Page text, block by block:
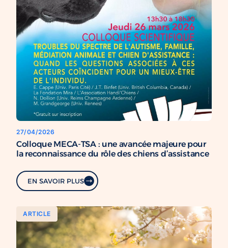
27/04/2026
Colloque MECA-TSA : une avancée majeure pour
la reconnaissance du rôle des chiens d’assistance
EN SAVOIR PLUS
ARTICLE